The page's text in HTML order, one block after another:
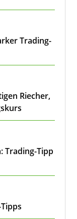
Trading-
Riecher,
Trading-Tipp